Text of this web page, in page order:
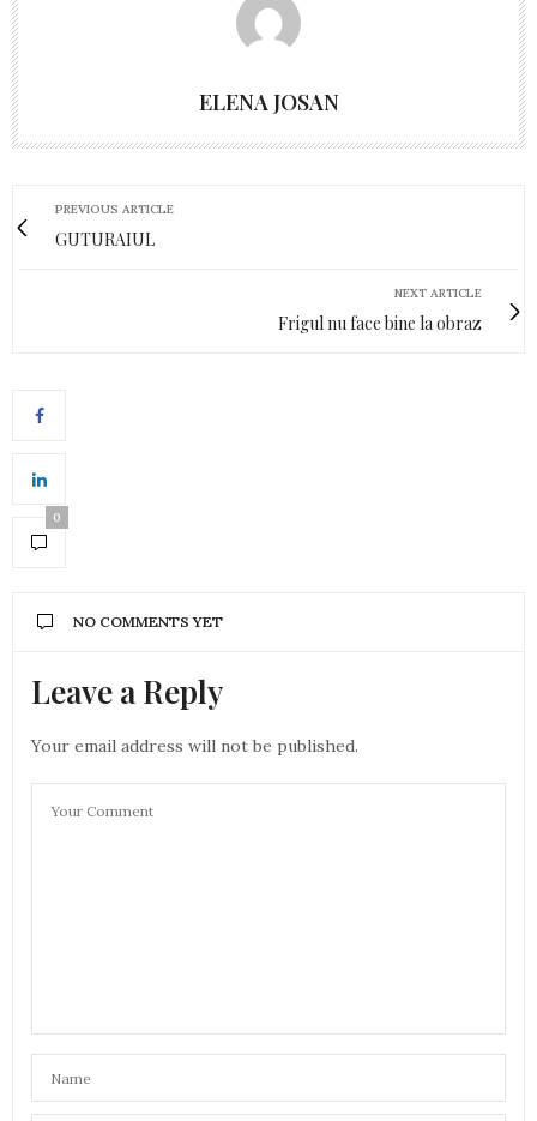
ELENA JOSAN
PREVIOUS ARTICLE
GUTURAIUL
NEXT ARTICLE
Frigul nu face bine la obraz
0
NO COMMENTS YET
Leave a Reply
Your email address will not be published.